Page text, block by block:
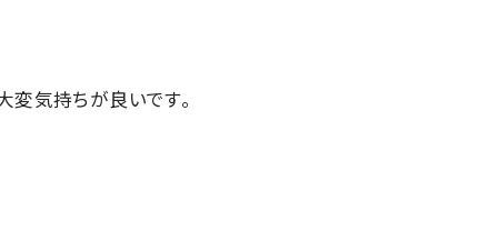
変気持ちが良いです。